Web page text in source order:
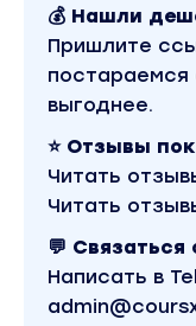
Как проходит
Создается
для
инструкция с
вопросы,
вашем графике!
Вы находитесь
Малашевский -
Это версия
водяных
платформы и
💰 Нашли
Пришлите
выгоднее.
⭐ Отзывы
Читать
Читать
💬
Написать в